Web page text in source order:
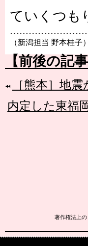
ていくつも
（新潟担当 野本桂子）
【前後の記事
［熊本］地
内定した東福
著作権法上